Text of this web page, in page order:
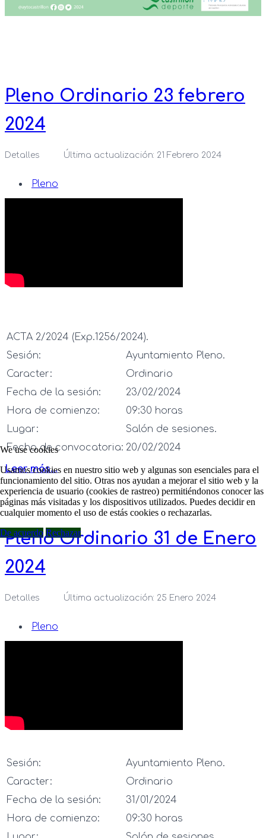
Pleno Ordinario 23 febrero
2024
Detalles Última actualización: 21 Febrero 2024
Pleno
ACTA 2/2024 (Exp.1256/2024).
Sesión:
Ayuntamiento Pleno.
Caracter:
Ordinario
Fecha de la sesión:
23/02/2024
Hora de comienzo:
09:30 horas
Lugar:
Salón de sesiones.
Fecha de convocatoria: 20/02/2024
Leer más…
Pleno Ordinario 31 de Enero
2024
Detalles Última actualización: 25 Enero 2024
Pleno
Sesión:
Ayuntamiento Pleno.
Caracter:
Ordinario
Fecha de la sesión:
31/01/2024
Hora de comienzo:
09:30 horas
We use cookies
Usamos cookies en nuestro sitio web y algunas son esenciales para el
funcionamiento del sitio. Otras nos ayudan a mejorar el sitio web y la
experiencia de usuario (cookies de rastreo) permitiéndonos conocer las
páginas más visitadas y los dispositivos utilizados. Puedes decidir en
cualquier momento el uso de estás cookies o rechazarlas.
De acuerdo Rechazar